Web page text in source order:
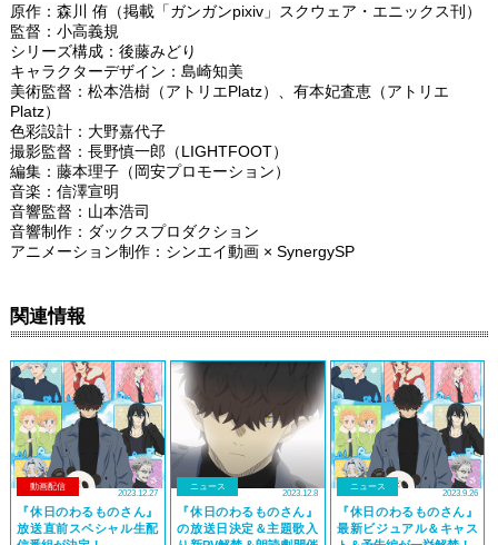
原作：森川 侑（掲載「ガンガンpixiv」スクウェア・エニックス刊）
監督：小高義規
シリーズ構成：後藤みどり
キャラクターデザイン：島崎知美
美術監督：松本浩樹（アトリエPlatz）、有本妃査恵（アトリエ
Platz）
色彩設計：大野嘉代子
撮影監督：長野慎一郎（LIGHTFOOT）
編集：藤本理子（岡安プロモーション）
音楽：信澤宣明
音響監督：山本浩司
音響制作：ダックスプロダクション
アニメーション制作：シンエイ動画 × SynergySP
関連情報
動画配信
2023.12.27
『休日のわるものさん』
放送直前スペシャル生配
ニュース
2023.12.8
『休日のわるものさん』
の放送日決定＆主題歌入
ニュース
2023.9.26
『休日のわるものさん』
最新ビジュアル＆キャス